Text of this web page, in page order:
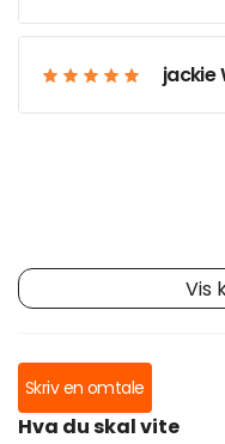
Vis
Skriv en omtale
Hva du skal vite